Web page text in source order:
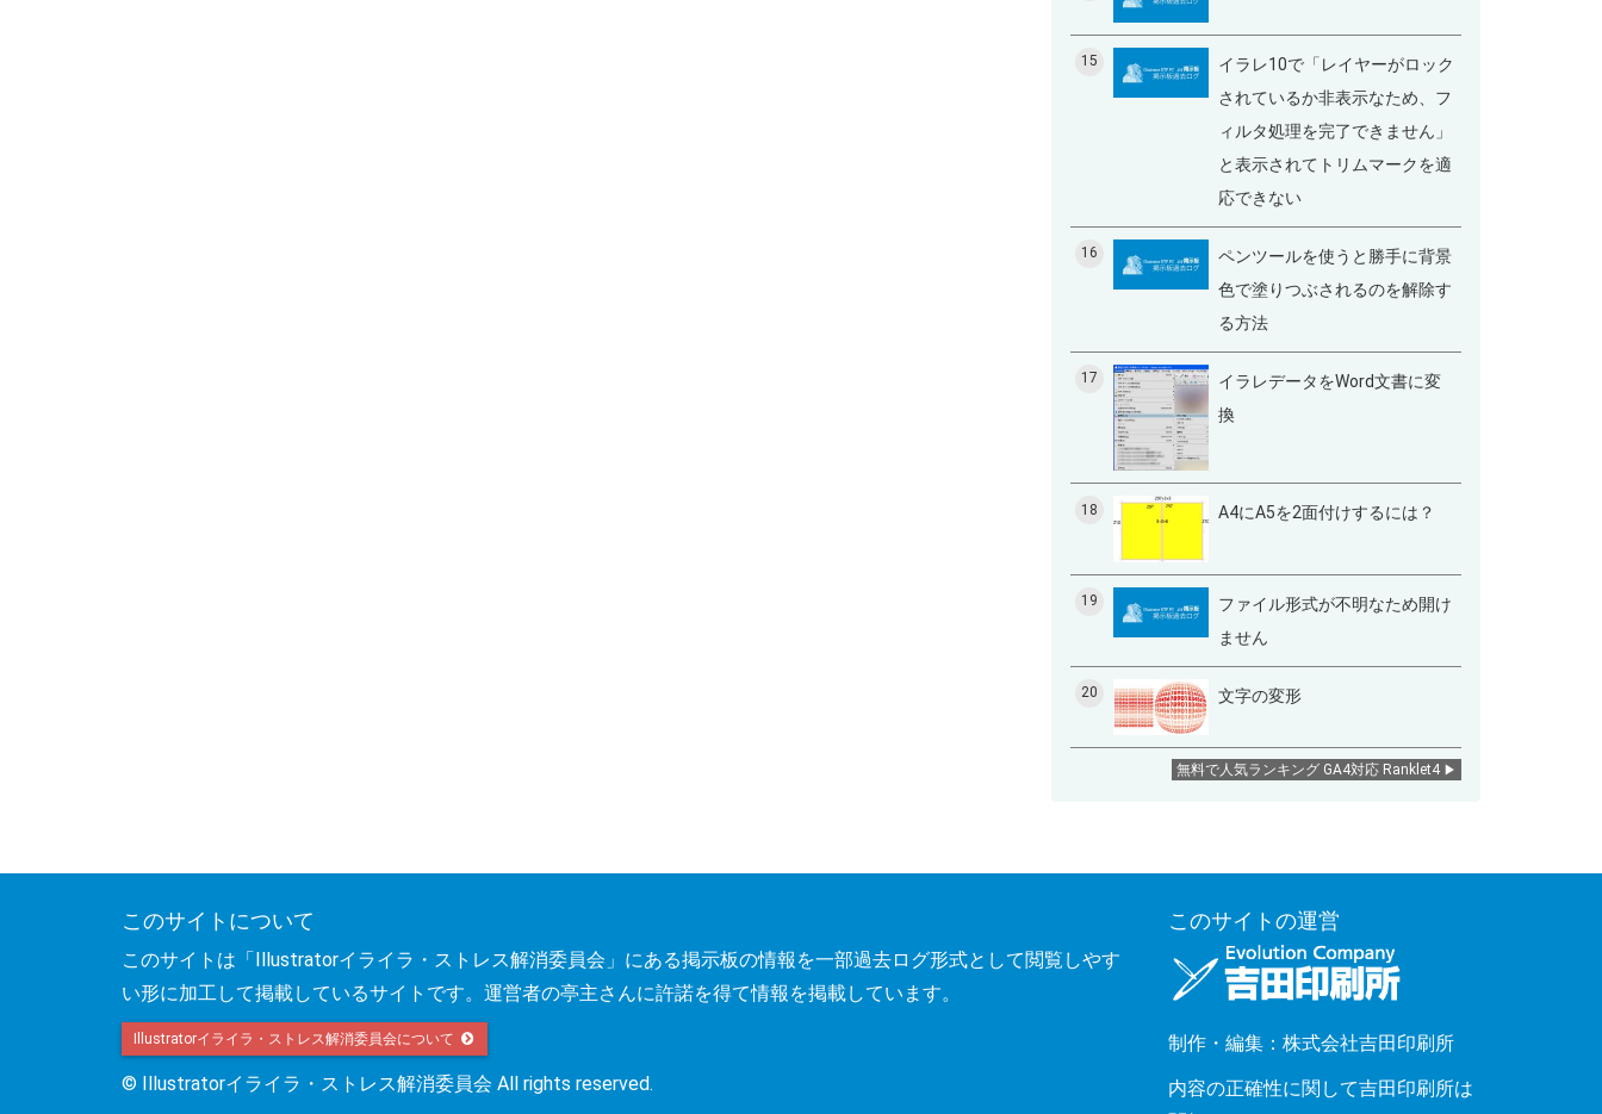
15
イラレ10で「レイヤーがロック
されているか非表示なため、フ
ィルタ処理を完了できません」
と表示されてトリムマークを適
応できない
16
ペンツールを使うと勝手に背景
色で塗りつぶされるのを解除す
る方法
17
イラレデータをWord文書に変
換
18 A4にA5を2面付けするには？
19
ファイル形式が不明なため開け
ません
20 文字の変形
無料で人気ランキング GA4対応 Ranklet4
このサイトについて
このサイトは「Illustratorイライラ・ストレス解消委員会」にある掲示板の情報を一部過去ログ形式として閲覧しやす
い形に加工して掲載しているサイトです。運営者の亭主さんに許諾を得て情報を掲載しています。
Illustratorイライラ・ストレス解消委員会について
© Illustratorイライラ・ストレス解消委員会 All rights reserved.
このサイトの運営
制作・編集：株式会社吉田印刷所
内容の正確性に関して吉田印刷所は